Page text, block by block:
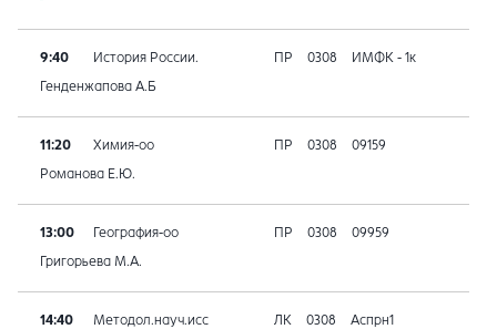
9:40 История России. ПР 0308 ИМФК - 1к
Генденжапова А.Б
11:20 Химия-оо ПР 0308 09159
Романова Е.Ю.
13:00 География-оо ПР 0308 09959
Григорьева М.А.
14:40 Методол.науч.исс ЛК 0308 Аспрн1